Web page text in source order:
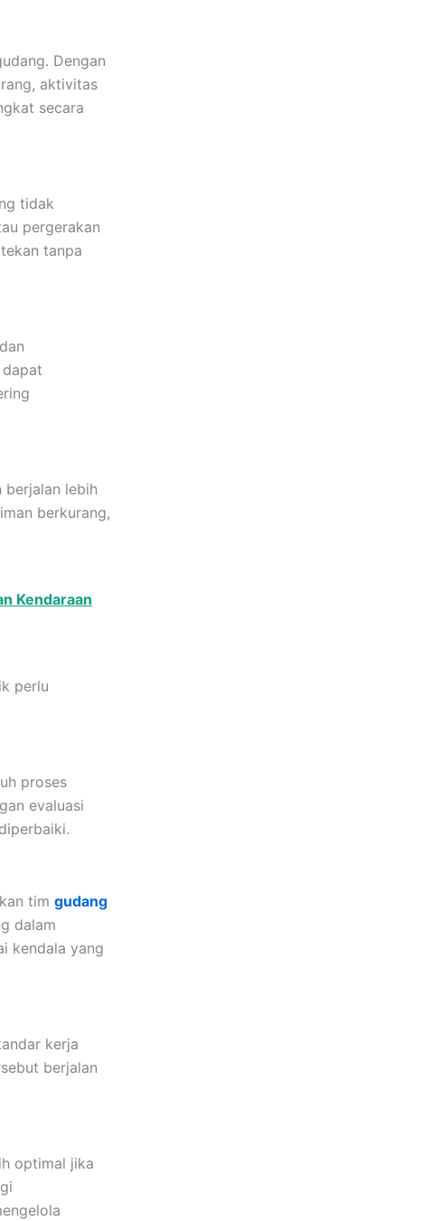
Dengan
aktivitas
secara
tidak
pergerakan
tanpa
berjalan lebih
berkurang,
Kendaraan
perlu
proses
evaluasi
timgudang
dalam
kendala yang
kerja
berjalan
optimal jika